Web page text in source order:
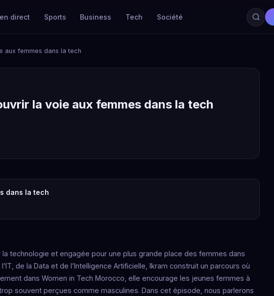
direct Sports Business Tech Société
aux femmes dans la tech
la voie aux femmes dans la tech
dans la tech
technologie et engagée pour une plus grande place des femmes dans
de la Data et de l’Intelligence Artificielle, Ikram construit un parcours où
dans Women in Tech Morocco, elle encourage les jeunes femmes à
souvent perçues comme masculines. Dans cet épisode, nous parlerons